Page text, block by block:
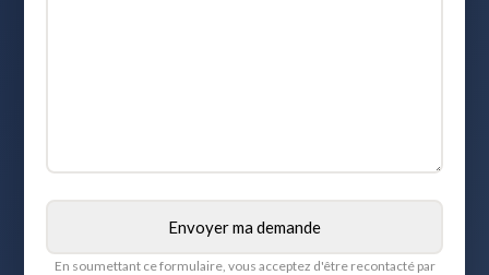
En soumettant ce formulaire, vous acceptez d'être recontacté par